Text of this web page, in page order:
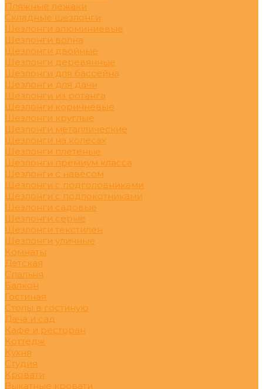
Пляжные лежаки
Складные шезлонги
Шезлонги алюминиевые
Шезлонги волна
Шезлонги двойные
Шезлонги деревянные
Шезлонги для бассейна
Шезлонги для дачи
Шезлонги из ротанга
Шезлонги коричневые
Шезлонги круглые
Шезлонги металлические
Шезлонги на колесах
Шезлонги плетеные
Шезлонги премиум класса
Шезлонги с навесом
Шезлонги с подголовниками
Шезлонги с подлокотниками
Шезлонги садовые
Шезлонги серые
Шезлонги текстилен
Шезлонги уличные
Комнаты
Детская
Спальня
Балкон
Гостиная
Столы в гостиную
Дача и сад
Кафе и ресторан
Коттедж
Кухня
Студия
Кровати
Выкатные кровати